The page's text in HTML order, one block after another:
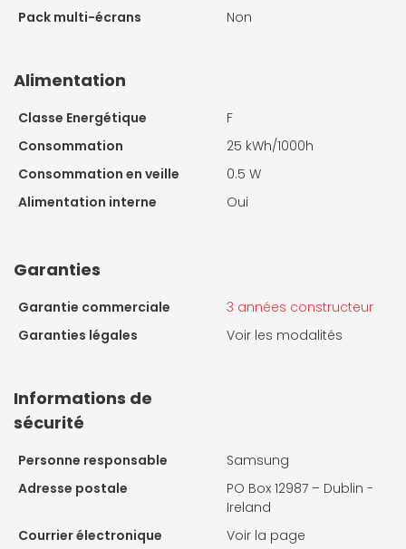
Pack multi-écrans
Non
Alimentation
Classe Energétique
F
Consommation
25 kWh/1000h
Consommation en veille
0.5 W
Alimentation interne
Oui
Garanties
Garantie commerciale
3 années constructeur
Garanties légales
Voir les modalités
Informations de
sécurité
Personne responsable
Samsung
Adresse postale
PO Box 12987 – Dublin -
Ireland
Courrier électronique
Voir la page